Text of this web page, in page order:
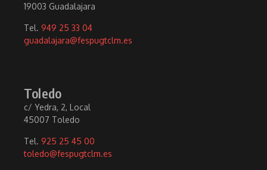
19003 Guadalajara
Tel. 949 25 33 04
guadalajara@fespugtclm.es
Toledo
c/ Yedra, 2, Local
45007 Toledo
Tel. 925 25 45 00
toledo@fespugtclm.es